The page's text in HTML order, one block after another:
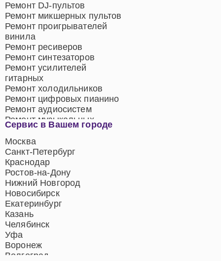
Сервис в Вашем городе
Москва
Санкт-Петербург
Краснодар
Ростов-на-Дону
Нижний Новгород
Новосибирск
Екатеринбург
Казань
Челябинск
Уфа
Воронеж
Волгоград
Ремонт DJ-пультов
Ремонт микшерных пультов
Ремонт проигрывателей
винила
Ремонт ресиверов
Ремонт синтезаторов
Ремонт усилителей
гитарных
Ремонт холодильников
Ремонт цифровых пианино
Ремонт аудиосистем
Ремонт музыкальных
центров
Ремонт домашних
кинотеатров
Ремонт микрофонов
Ремонт акустических
систем